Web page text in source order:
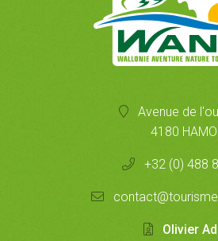
Avenue de
4180
+32 (0) 488
Olivier